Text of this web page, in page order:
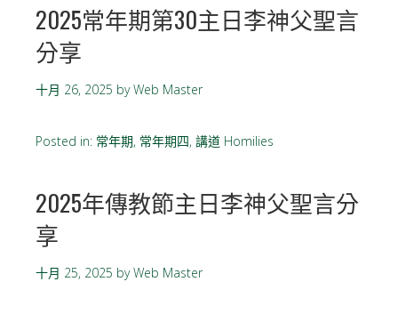
2025常年期第30主日李神父聖言
分享
十月 26, 2025 byWeb Master
Posted in: 常年期, 常年期四, 講道 Homilies
2025年傳教節主日李神父聖言分
享
十月 25, 2025 byWeb Master